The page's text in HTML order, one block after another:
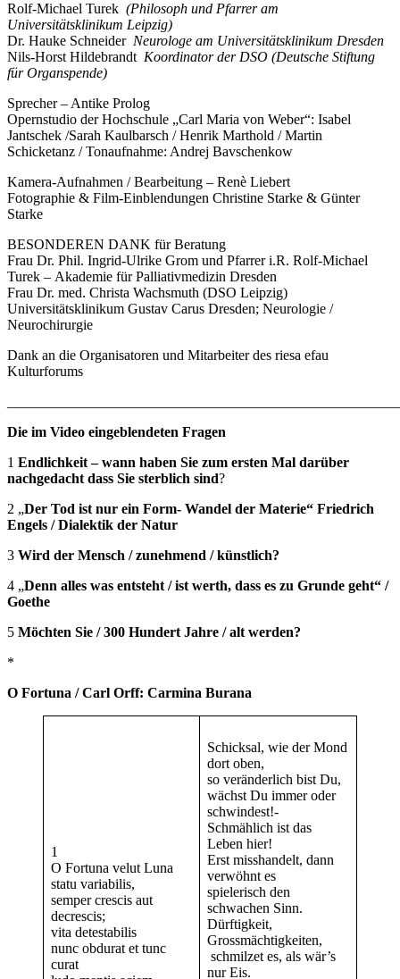
Rolf-Michael Turek (Philosoph und Pfarrer am
Universitätsklinikum Leipzig)
Dr. Hauke Schneider Neurologe am Universitätsklinikum Dresden
Nils-Horst Hildebrandt Koordinator der DSO (Deutsche Stiftung
für Organspende)
Sprecher – Antike Prolog
Opernstudio der Hochschule „Carl Maria von Weber“: Isabel
Jantschek /Sarah Kaulbarsch / Henrik Marthold / Martin
Schicketanz / Tonaufnahme: Andrej Bavschenkow
Kamera-Aufnahmen / Bearbeitung – Renè Liebert
Fotographie & Film-Einblendungen Christine Starke & Günter
Starke
BESONDEREN DANK für Beratung
Frau Dr. Phil. Ingrid-Ulrike Grom und Pfarrer i.R. Rolf-Michael
Turek – Akademie für Palliativmedizin Dresden
Frau Dr. med. Christa Wachsmuth (DSO Leipzig)
Universitätsklinikum Gustav Carus Dresden; Neurologie /
Neurochirurgie
Dank an die Organisatoren und Mitarbeiter des riesa efau
Kulturforums
Die im Video eingeblendeten Fragen
1 Endlichkeit – wann haben Sie zum ersten Mal darüber
nachgedacht dass Sie sterblich sind?
2 „Der Tod ist nur ein Form- Wandel der Materie“ Friedrich
Engels / Dialektik der Natur
3 Wird der Mensch / zunehmend / künstlich?
4 „Denn alles was entsteht / ist werth, dass es zu Grunde geht“ /
Goethe
5 Möchten Sie / 300 Hundert Jahre / alt werden?
*
O Fortuna / Carl Orff: Carmina Burana
1
O Fortuna velut Luna
statu variabilis,
semper crescis aut
decrescis;
vita detestabilis
nunc obdurat et tunc
curat
Schicksal, wie der Mond
dort oben,
so veränderlich bist Du,
wächst Du immer oder
schwindest!-
Schmählich ist das
Leben hier!
Erst misshandelt, dann
verwöhnt es
spielerisch den
schwachen Sinn.
Dürftigkeit,
Grossmächtigkeiten,
schmilzet es, als wär’s
nur Eis.